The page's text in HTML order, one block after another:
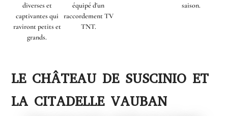
diverses et
captivantes qui
raviront petits et
grands.
équipé d'un
raccordement TV
TNT.
saison.
LE CHÂTEAU DE SUSCINIO ET
LA CITADELLE VAUBAN